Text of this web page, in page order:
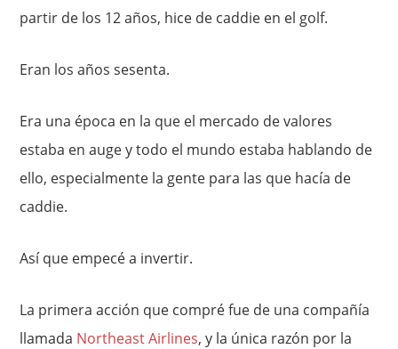
partir de los 12 años, hice de caddie en el golf.
Eran los años sesenta.
Era una época en la que el mercado de valores
estaba en auge y todo el mundo estaba hablando de
ello, especialmente la gente para las que hacía de
caddie.
Así que empecé a invertir.
La primera acción que compré fue de una compañía
llamada Northeast Airlines, y la única razón por la